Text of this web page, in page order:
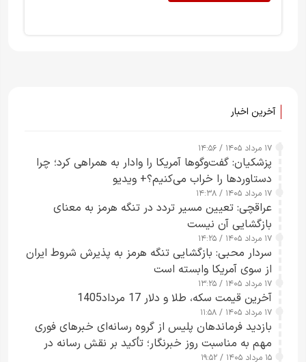
آخرین اخبار
۱۷ مرداد ۱۴۰۵ / ۱۴:۵۶
پزشکیان: گفت‌وگوها آمریکا را وادار به همراهی کرد؛ چرا
دستاوردها را خراب می‌کنیم؟+ ویدیو
۱۷ مرداد ۱۴۰۵ / ۱۴:۳۸
عراقچی: تعیین مسیر تردد در تنگه هرمز به معنای
بازگشایی آن نیست
۱۷ مرداد ۱۴۰۵ / ۱۴:۲۵
سردار محبی: بازگشایی تنگه هرمز به پذیرش شروط ایران
از سوی آمریکا وابسته است
۱۷ مرداد ۱۴۰۵ / ۱۳:۲۵
آخرین قیمت سکه، طلا و دلار 17 مرداد1405
۱۷ مرداد ۱۴۰۵ / ۱۱:۵۸
بازدید فرماندهان پلیس از گروه رسانه‌ای خبرهای فوری
مهم به مناسبت روز خبرنگار؛ تأکید بر نقش رسانه در
۱۵ مرداد ۱۴۰۵ / ۱۹:۵۲